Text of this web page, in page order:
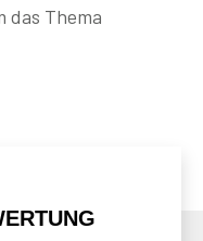
das Thema